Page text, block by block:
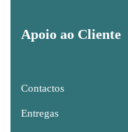
Apoio ao Cliente
Contactos
Entregas